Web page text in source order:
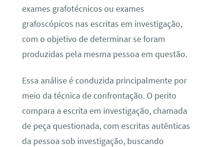
exames grafotécnicos ou exames
grafoscópicos nas escritas em investigação,
com o objetivo de determinar se foram
produzidas pela mesma pessoa em questão.
Essa análise é conduzida principalmente por
meio da técnica de confrontação. O perito
compara a escrita em investigação, chamada
de peça questionada, com escritas autênticas
da pessoa sob investigação, buscando